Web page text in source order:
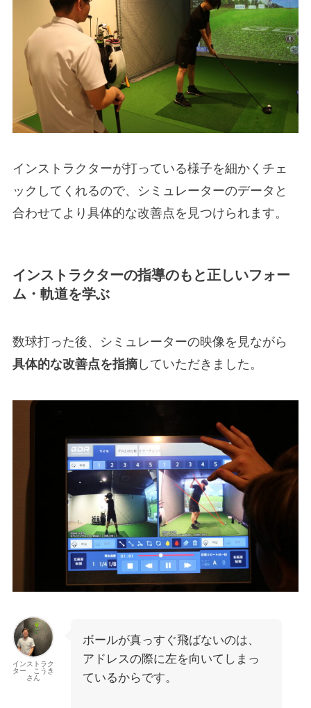
インストラクターが打っている様子を細かくチェ
ックしてくれるので、シミュレーターのデータと
合わせてより具体的な改善点を見つけられます。
インストラクターの指導のもと正しいフォー
ム・軌道を学ぶ
数球打った後、シミュレーターの映像を見ながら
具体的な改善点を指摘していただきました。
インストラク
ター こうき
さん
ボールが真っすぐ飛ばないのは、
アドレスの際に左を向いてしまっ
ているからです。